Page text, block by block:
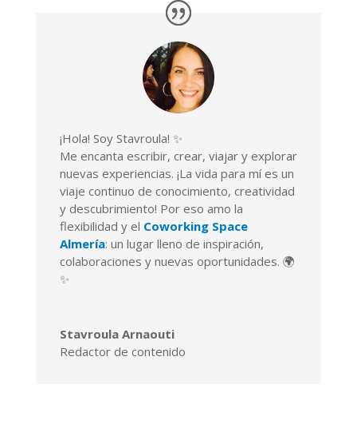
¡Hola! Soy Stavroula! ✨
Me encanta escribir, crear, viajar y explorar
nuevas experiencias. ¡La vida para mí es un
viaje continuo de conocimiento, creatividad
y descubrimiento! Por eso amo la
flexibilidad y el Coworking Space
Almería: un lugar lleno de inspiración,
colaboraciones y nuevas oportunidades. 🌍
✨
Stavroula Arnaouti
Redactor de contenido